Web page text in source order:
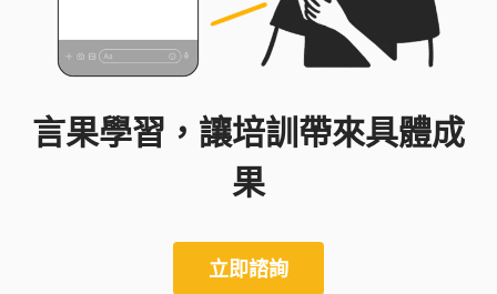
言果學習，讓培訓帶來具體成
果
立即諮詢